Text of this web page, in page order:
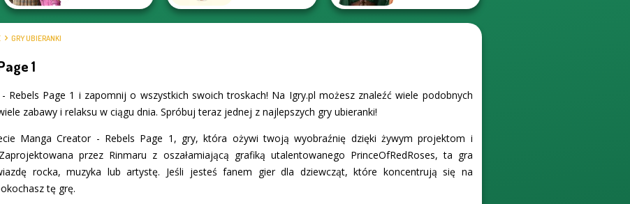
GRY UBIERANKI
1
Rebels Page 1 i zapomnij o wszystkich swoich troskach! Na Igry.pl możesz znaleźć wiele podobnych
zabawy i relaksu w ciągu dnia. Spróbuj teraz jednej z najlepszych gry ubieranki!
Manga Creator - Rebels Page 1, gry, która ożywi twoją wyobraźnię dzięki żywym projektom i
przez Rinmaru z oszałamiającą grafiką utalentowanego PrinceOfRedRoses, ta gra
rocka, muzyka lub artystę. Jeśli jesteś fanem gier dla dziewcząt, które koncentrują się na
tę grę.